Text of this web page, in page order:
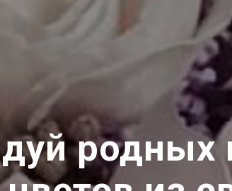
родных